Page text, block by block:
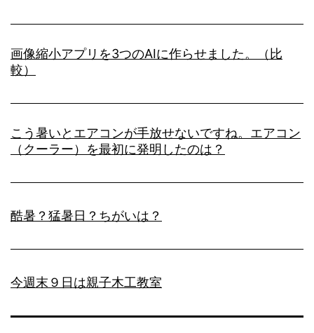
画像縮小アプリを3つのAIに作らせました。（比
較）
こう暑いとエアコンが手放せないですね。エアコン
（クーラー）を最初に発明したのは？
酷暑？猛暑日？ちがいは？
今週末９日は親子木工教室